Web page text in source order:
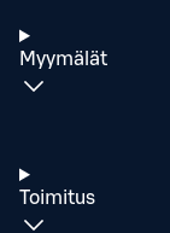
Myymälät
Toimitus